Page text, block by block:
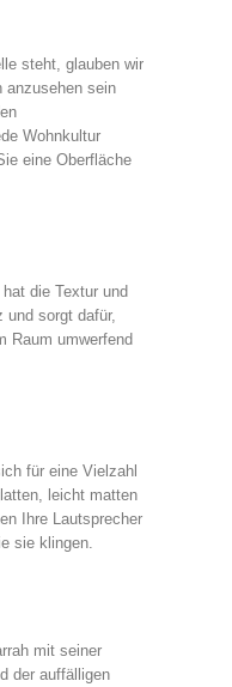
steht, glauben wir
anzusehen sein
Wohnkultur
eine Oberfläche
die Textur und
und sorgt dafür,
Raum umwerfend
für eine Vielzahl
leicht matten
Ihre Lautsprecher
sie klingen.
mit seiner
der auffälligen